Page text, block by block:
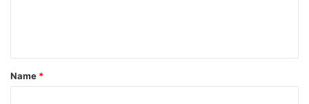
t
*
Name *